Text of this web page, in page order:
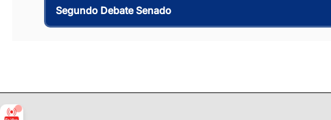
Segundo Debate Senado